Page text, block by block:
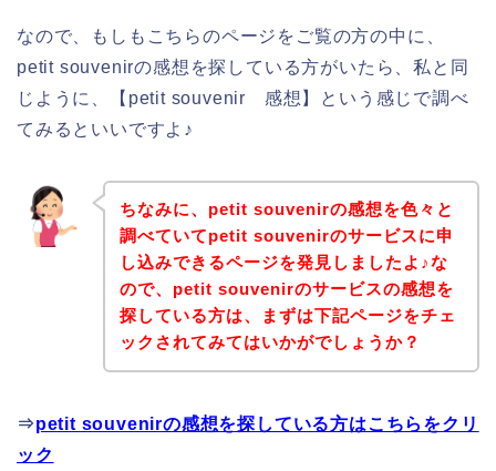
なので、もしもこちらのページをご覧の方の中に、
petit souvenirの感想を探している方がいたら、私と同
じように、【petit souvenir 感想】という感じで調べ
てみるといいですよ♪
ちなみに、petit souvenirの感想を色々と
調べていてpetit souvenirのサービスに申
し込みできるページを発見しましたよ♪な
ので、petit souvenirのサービスの感想を
探している方は、まずは下記ページをチェ
ックされてみてはいかがでしょうか？
⇒petit souvenirの感想を探している方はこちらをクリ
ック